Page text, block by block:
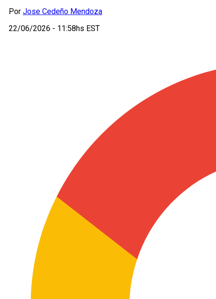
Por Jose Cedeño Mendoza
22/06/2026 - 11:58hs EST